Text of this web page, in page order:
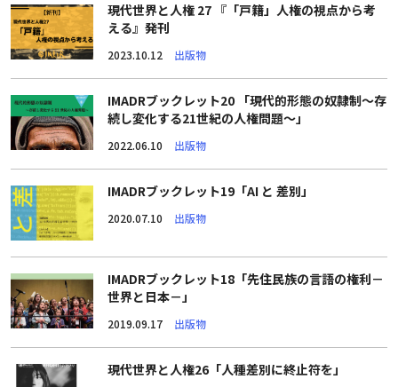
現代世界と人権 27 『「戸籍」人権の視点から考
える』発刊
2023.10.12 出版物
IMADRブックレット20 「現代的形態の奴隷制〜存
続し変化する21世紀の人権問題〜」
2022.06.10 出版物
IMADRブックレット19「AI と 差別」
2020.07.10 出版物
IMADRブックレット18「先住民族の言語の権利－
世界と日本－」
2019.09.17 出版物
現代世界と人権26「人種差別に終止符を」